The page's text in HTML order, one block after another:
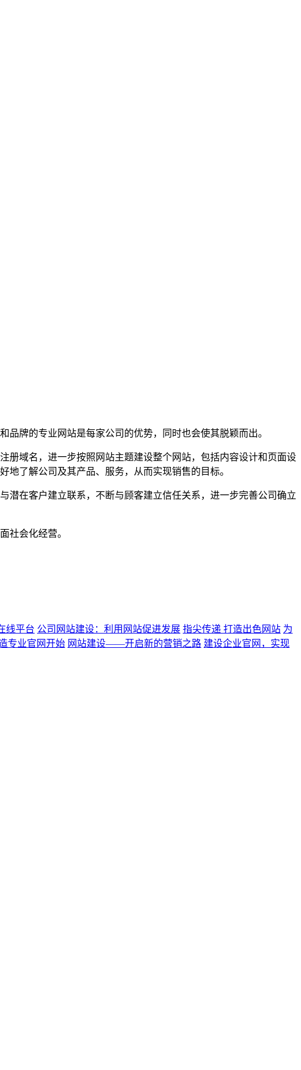
牌的专业网站是每家公司的优势，同时也会使其脱颖而出。
册域名，进一步按照网站主题建设整个网站，包括内容设计和页面设
了解公司及其产品、服务，从而实现销售的目标。
潜在客户建立联系，不断与顾客建立信任关系，进一步完善公司确立
社会化经营。
线平台 公司网站建设：利用网站促进发展 指尖传递 打造出色网站 为
专业官网开始 网站建设——开启新的营销之路 建设企业官网，实现